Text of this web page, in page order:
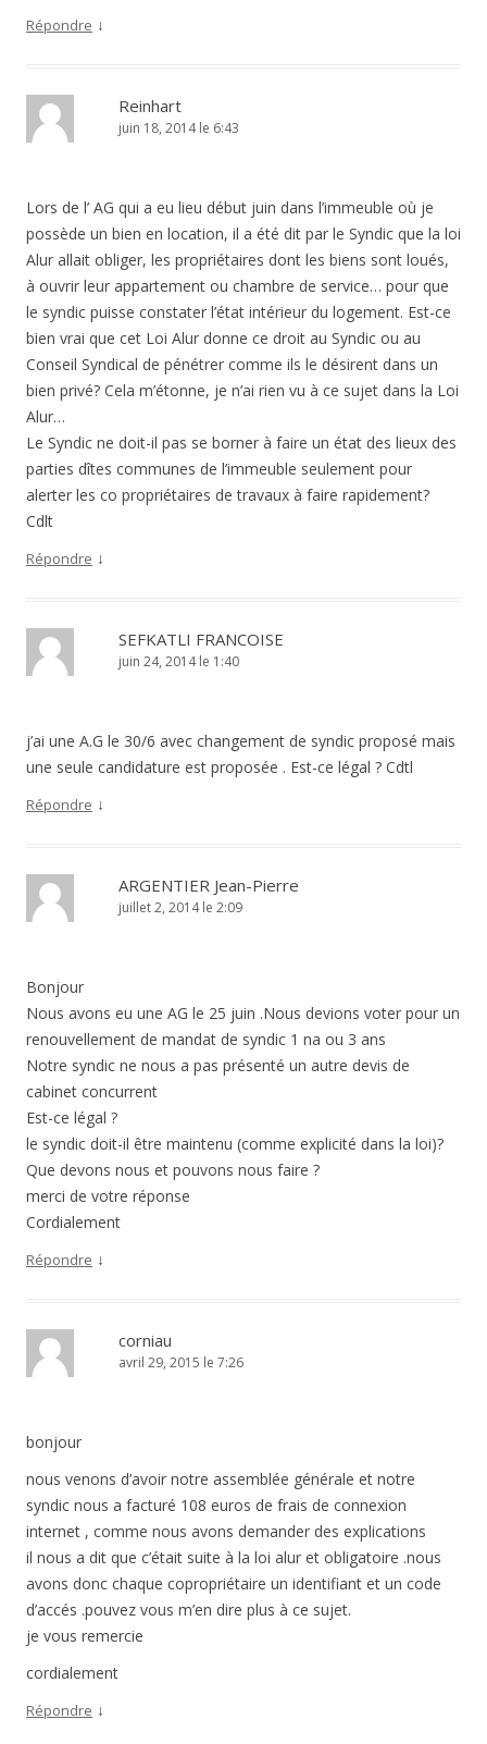
Répondre ↓
Reinhart
juin 18, 2014 le 6:43
Lors de l’ AG qui a eu lieu début juin dans l’immeuble où je
possède un bien en location, il a été dit par le Syndic que la loi
Alur allait obliger, les propriétaires dont les biens sont loués,
à ouvrir leur appartement ou chambre de service… pour que
le syndic puisse constater l’état intérieur du logement. Est-ce
bien vrai que cet Loi Alur donne ce droit au Syndic ou au
Conseil Syndical de pénétrer comme ils le désirent dans un
bien privé? Cela m’étonne, je n’ai rien vu à ce sujet dans la Loi
Alur…
Le Syndic ne doit-il pas se borner à faire un état des lieux des
parties dîtes communes de l’immeuble seulement pour
alerter les co propriétaires de travaux à faire rapidement?
Cdlt
Répondre ↓
SEFKATLI FRANCOISE
juin 24, 2014 le 1:40
j’ai une A.G le 30/6 avec changement de syndic proposé mais
une seule candidature est proposée . Est-ce légal ? Cdtl
Répondre ↓
ARGENTIER Jean-Pierre
juillet 2, 2014 le 2:09
Bonjour
Nous avons eu une AG le 25 juin .Nous devions voter pour un
renouvellement de mandat de syndic 1 na ou 3 ans
Notre syndic ne nous a pas présenté un autre devis de
cabinet concurrent
Est-ce légal ?
le syndic doit-il être maintenu (comme explicité dans la loi)?
Que devons nous et pouvons nous faire ?
merci de votre réponse
Cordialement
Répondre ↓
corniau
avril 29, 2015 le 7:26
bonjour
nous venons d’avoir notre assemblée générale et notre
syndic nous a facturé 108 euros de frais de connexion
internet , comme nous avons demander des explications
il nous a dit que c’était suite à la loi alur et obligatoire .nous
avons donc chaque copropriétaire un identifiant et un code
d’accés .pouvez vous m’en dire plus à ce sujet.
je vous remercie
cordialement
Répondre ↓